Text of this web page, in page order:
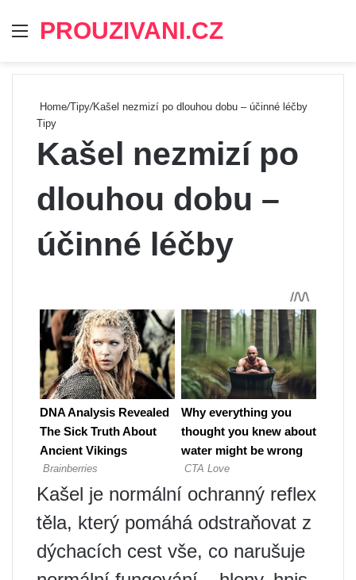
Menu
PROUZIVANI.CZ
Home/Tipy/Kašel nezmizí po dlouhou dobu – účinné léčby
Tipy
Kašel nezmizí po
dlouhou dobu –
účinné léčby
Kašel je normální ochranný reflex
těla, který pomáhá odstraňovat z
dýchacích cest vše, co narušuje